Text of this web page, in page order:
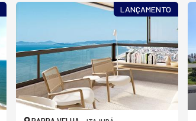
LANÇAMENTO